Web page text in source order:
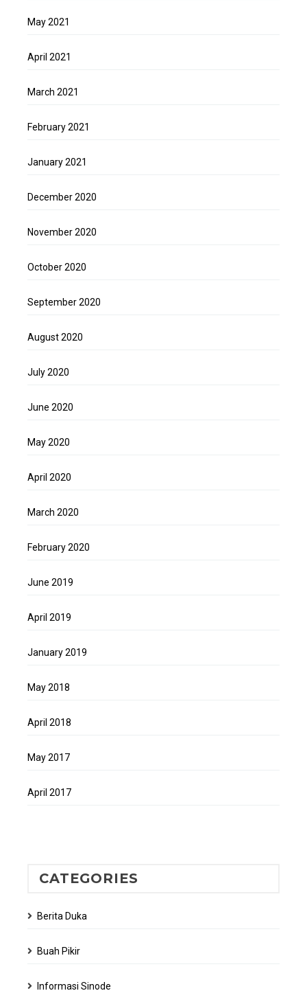
May 2021
April 2021
March 2021
February 2021
January 2021
December 2020
November 2020
October 2020
September 2020
August 2020
July 2020
June 2020
May 2020
April 2020
March 2020
February 2020
June 2019
April 2019
January 2019
May 2018
April 2018
May 2017
April 2017
CATEGORIES
Berita Duka
Buah Pikir
Informasi Sinode